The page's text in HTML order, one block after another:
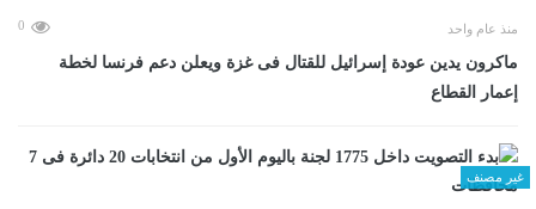
منذ عام واحد 0
ماكرون يدين عودة إسرائيل للقتال فى غزة ويعلن دعم فرنسا لخطة
إعمار القطاع
غير مصنف